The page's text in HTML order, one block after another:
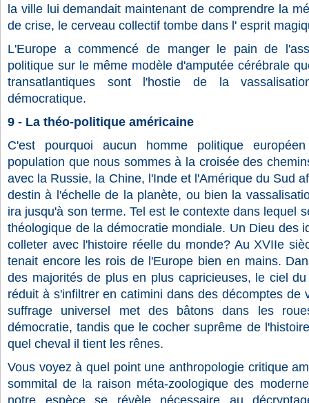
la ville lui demandait maintenant de comprendre la
de crise, le cerveau collectif tombe dans l' esprit
L'Europe a commencé de manger le pain de
politique sur le même modèle d'amputée cérébrale
transatlantiques sont l'hostie de la
démocratique.
9 - La théo-politique américaine
C'est pourquoi aucun homme politique
population que nous sommes à la croisée des
avec la Russie, la Chine, l'Inde et l'Amérique du Sud
destin à l'échelle de la planète, ou bien la
ira jusqu'à son terme. Tel est le contexte dans lequel
théologique de la démocratie mondiale. Un Dieu des
colleter avec l'histoire réelle du monde? Au XVIIe
tenait encore les rois de l'Europe bien en mains.
des majorités de plus en plus capricieuses, le ciel
réduit à s'infiltrer en catimini dans des décomptes de
suffrage universel met des bâtons dans les
démocratie, tandis que le cocher suprême de
quel cheval il tient les rênes.
Vous voyez à quel point une anthropologie critique
sommital de la raison méta-zoologique des
notre espèce se révèle nécessaire au